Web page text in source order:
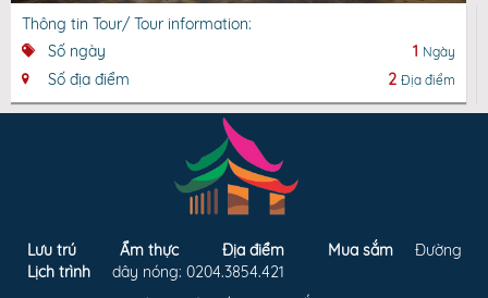
Thông tin Tour/ Tour information:
Số ngày
1 Ngày
Số địa điểm 2 Địa điểm
Lưu trú Ẩm thực Địa điểm
Mua sắm
Lịch trình
Đường
dây nóng: 0204.3854.421